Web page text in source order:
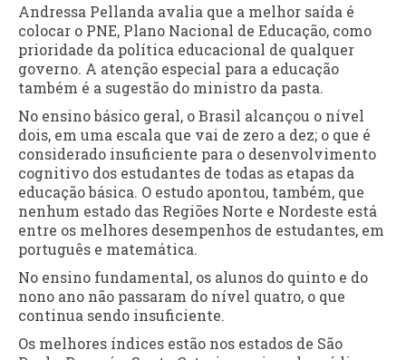
Andressa Pellanda avalia que a melhor saída é
colocar o PNE, Plano Nacional de Educação, como
prioridade da política educacional de qualquer
governo. A atenção especial para a educação
também é a sugestão do ministro da pasta.
No ensino básico geral, o Brasil alcançou o nível
dois, em uma escala que vai de zero a dez; o que é
considerado insuficiente para o desenvolvimento
cognitivo dos estudantes de todas as etapas da
educação básica. O estudo apontou, também, que
nenhum estado das Regiões Norte e Nordeste está
entre os melhores desempenhos de estudantes, em
português e matemática.
No ensino fundamental, os alunos do quinto e do
nono ano não passaram do nível quatro, o que
continua sendo insuficiente.
Os melhores índices estão nos estados de São